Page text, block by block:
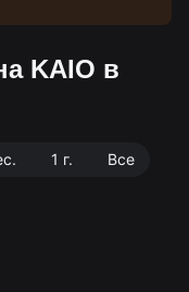
KAIO в
1 г. Все